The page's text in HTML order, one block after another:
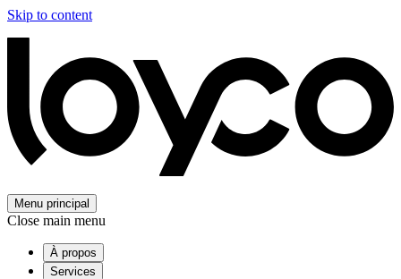
Skip to content
Menu principal
Close main menu
À propos
Services